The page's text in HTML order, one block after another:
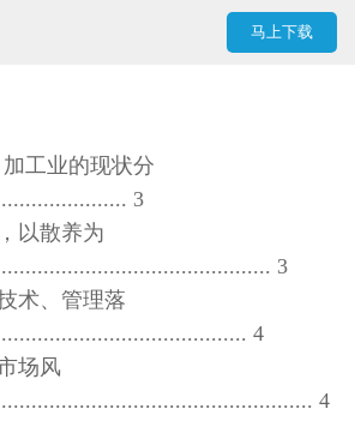
马上下载
工业的现状分
3
以散养为
3
术、管理落
4
场风
4